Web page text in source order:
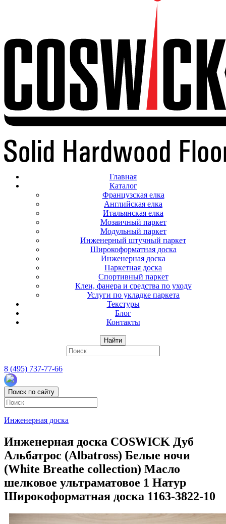
Главная
Каталог
Французская елка
Английская елка
Итальянская елка
Мозаичный паркет
Модульный паркет
Инженерный штучный паркет
Широкоформатная доска
Инженерная доска
Паркетная доска
Спортивный паркет
Клеи, фанера и средства по уходу
Услуги по укладке паркета
Текстуры
Блог
Контакты
Найти
8 (495) 737-77-66
Поиск по сайту
Инженерная доска
Инженерная доска COSWICK Дуб
Альбатрос (Albatross) Белые ночи
(White Breathe collection) Масло
шелковое ультраматовое 1 Натур
Широкоформатная доска 1163-3822-10